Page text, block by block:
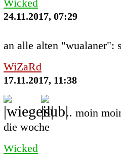
Wicked
24.11.2017, 07:29
an alle alten "wualaner":
WiZaRd
17.11.2017, 11:38
.. moin
die woche
Wicked